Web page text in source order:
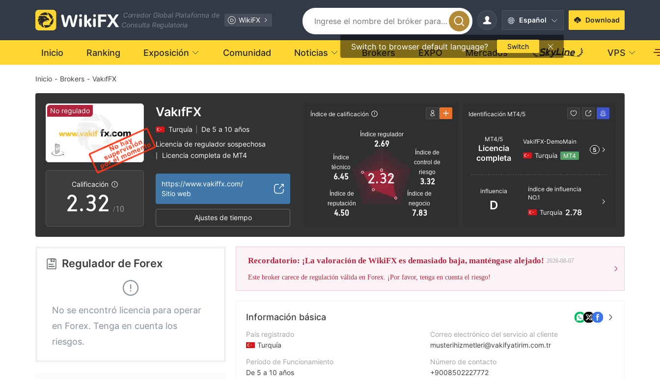
Corredor Global Plataforma de
Consulta Regulatoria
WikiFX Español
Switch to browser default language? Switch
Download
Inicio Ranking Exposición Comunidad Noticias Brokers EXPO Mercados VPS
Inicio - Brokers - VakıfFX
No regulado
Calificación
0
1
2
3
4
6
7
.
0
1
2
3
4
5
7
0
1
2
3
4
6
/10
VakıfFX
Turquía
De 5 a 10 años
Licencia de regulador sospechosa
Licencia completa de MT4
https://www.vakiffx.com/
Sitio web
Ajustes de tiempo
Índice de calificación
Índice regulador
2.69
Índice
técnico
6.45
Índice de
reputación
4.50
Índice de
negocio
7.83
Índice de
control de
riesgo
3.32
2.32
Identificación MT4/5
MT4/5
Licencia
completa
VakifFX-DemoMain
Turquía MT4
5
influencia
D
índice de influencia
NO.1
Turquía 2.78
Regulador de Forex
No se encontró licencia para operar
en Forex. Tenga en cuenta los
riesgos.
Recordatorio: ¡La valoración de WikiFX es demasiado baja, manténgase alejado! 2026-08-07
Este broker carece de regulación válida en Forex. ¡Por favor, tenga en cuenta el riesgo!
Información básica
País registrado
Turquía
Período de Funcionamiento
De 5 a 10 años
Correo electrónico del servicio al cliente
musterihizmetleri@vakifyatirim.com.tr
Número de contacto
+9008502227772